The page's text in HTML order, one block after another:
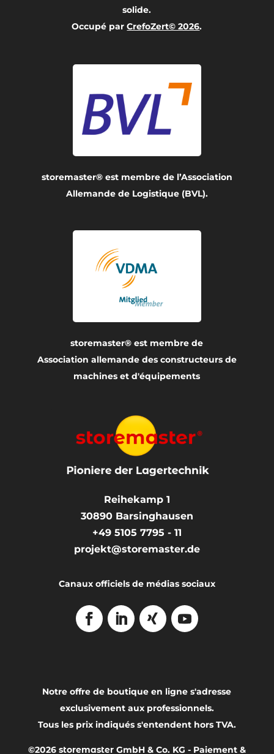
solide.
Occupé parCrefoZert© 2026.
storemaster® est membre de l’Association
Allemande de Logistique (BVL).
storemaster® est membre de
Association allemande des constructeurs de
machines et d'équipements
Reihekamp 1
30890 Barsinghausen
+49 5105 7795 - 11
projekt@storemaster.de
Canaux officiels de médias sociaux
Notre offre de boutique en ligne s'adresse
exclusivement aux professionnels.
Tous les prix indiqués s'entendent hors TVA.
©2026 storemasterGmbH & Co. KG - Paiement &